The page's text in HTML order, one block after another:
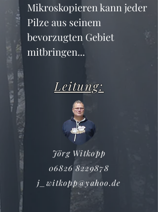
Mikroskopieren kann jeder
Pilze aus seinem
bevorzugten Gebiet
mitbringen...
Leitung:
Jörg Witkopp
06826 8229878
j_witkopp@yahoo.de